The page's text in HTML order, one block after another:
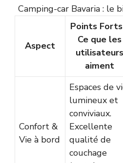
Camping-car Bavaria : le
Aspect
Points
Ce que les
utilisateurs
aiment
Confort &
Vie à bord
Espaces de
lumineux et
conviviaux.
Excellente
qualité de
couchage